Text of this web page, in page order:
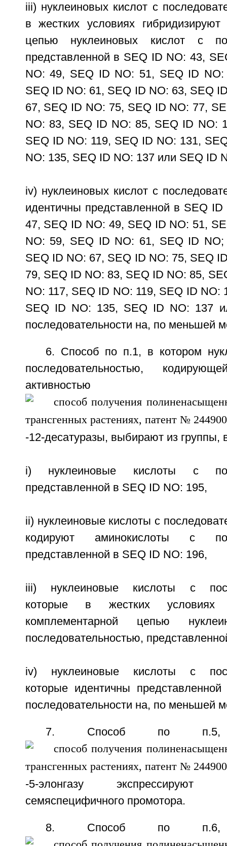
iii) нуклеиновых кислот с
в жестких условиях
цепью нуклеиновых кислот с
представленной в SEQ ID NO: 43,
NO: 49, SEQ ID NO: 51, SEQ ID
SEQ ID NO: 61, SEQ ID NO: 63, SEQ
67, SEQ ID NO: 75, SEQ ID NO: 77,
NO: 83, SEQ ID NO: 85, SEQ ID NO:
SEQ ID NO: 119, SEQ ID NO: 131,
NO: 135, SEQ ID NO: 137 или SEQ ID
iv) нуклеиновых кислот с
идентичны представленной в SEQ
47, SEQ ID NO: 49, SEQ ID NO: 51,
NO: 59, SEQ ID NO: 61, SEQ ID
SEQ ID NO: 67, SEQ ID NO: 75, SEQ
79, SEQ ID NO: 83, SEQ ID NO: 85,
NO: 117, SEQ ID NO: 119, SEQ ID NO:
SEQ ID NO: 135, SEQ ID NO: 137
последовательности на, по меньшей
6. Способ по п.1, в котором
последовательностью,
активностью
-12-десатуразы, выбирают из
i) нуклеиновые кислоты с
представленной в SEQ ID NO: 195,
ii) нуклеиновые кислоты с
кодируют аминокислоты с
представленной в SEQ ID NO: 196,
iii) нуклеиновые кислоты с
которые в жестких условиях
комплементарной цепью
последовательностью,
iv) нуклеиновые кислоты с
которые идентичны
последовательности на, по меньшей
7. Способ по п.5,
-5-элонгазу
семяспецифичного промотора.
8. Способ по п.6,